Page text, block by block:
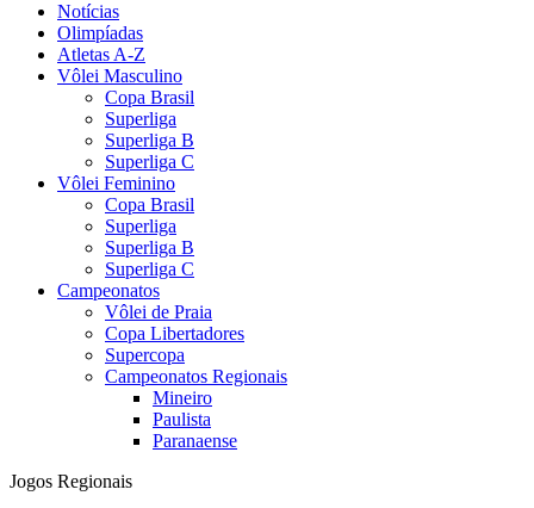
Notícias
Olimpíadas
Atletas A-Z
Vôlei Masculino
Copa Brasil
Superliga
Superliga B
Superliga C
Vôlei Feminino
Copa Brasil
Superliga
Superliga B
Superliga C
Campeonatos
Vôlei de Praia
Copa Libertadores
Supercopa
Campeonatos Regionais
Mineiro
Paulista
Paranaense
Jogos Regionais